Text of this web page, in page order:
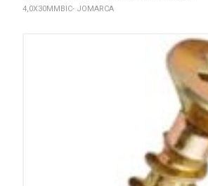
4,0X30MMBIC- JOMARCA